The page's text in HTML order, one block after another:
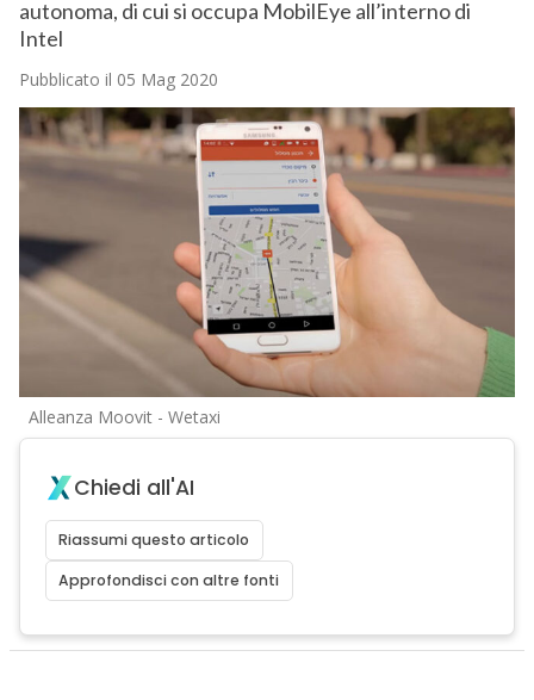
autonoma, di cui si occupa MobilEye all’interno di
Intel
Pubblicato il 05 Mag 2020
Alleanza Moovit - Wetaxi
Chiedi all'AI
Riassumi questo articolo
Approfondisci con altre fonti